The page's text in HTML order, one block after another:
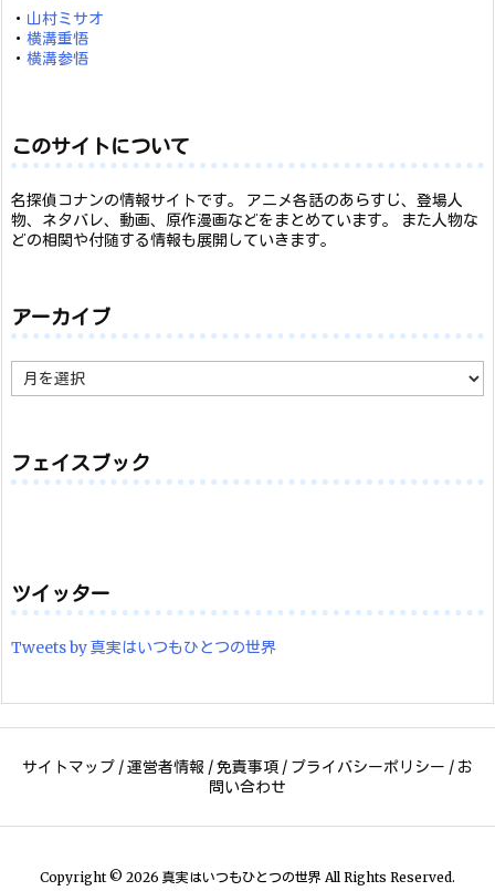
・ 山村ミサオ
・ 横溝重悟
・ 横溝参悟
このサイトについて
名探偵コナンの情報サイトです。 アニメ各話のあらすじ、登場人
物、ネタバレ、動画、原作漫画などをまとめています。 また人物な
どの相関や付随する情報も展開していきます。
アーカイブ
ー
フェイスブック
ツイッター
Tweets by 真実はいつもひとつの世界
サイトマップ /運営者情報 /免責事項 / プライバシーポリシー / お
問い合わせ
Copyright © 2026 真実はいつもひとつの世界 All Rights Reserved.